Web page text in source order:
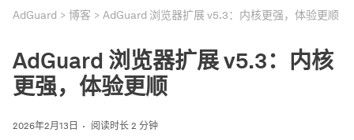
AdGuard 博客 AdGuard 浏览器扩展 v5.3：内核更强，体验更顺
AdGuard 浏览器扩展 v5.3：内核
更强，体验更顺
2026年2月13日 阅读时长 2 分钟